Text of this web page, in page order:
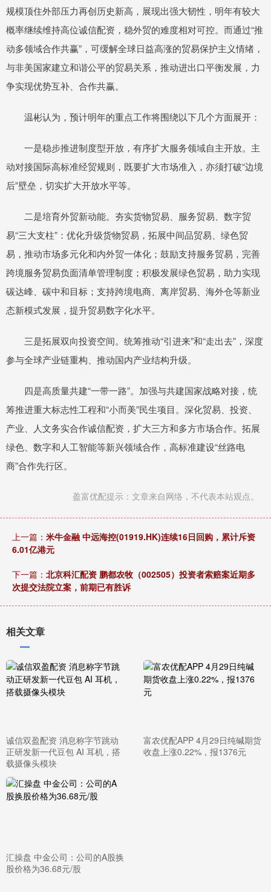
规模顶住外部压力再创历史新高，展现出强大韧性，明年有较大
概率继续维持高位诚信配资，稳外贸的难度相对可控。而通过“推
动多领域合作共赢”，可缓解全球日益高涨的贸易保护主义情绪，
与非美国家建立和谐公平的贸易关系，推动进出口平衡发展，力
争实现优势互补、合作共赢。
温彬认为，预计明年的重点工作将围绕以下几个方面展开：
一是稳步推进制度型开放，有序扩大服务领域自主开放。主
动对接国际高标准经贸规则，既要扩大市场准入，亦须打破“边境
后”壁垒，切实扩大开放水平等。
二是培育外贸新动能。夯实货物贸易、服务贸易、数字贸
易“三大支柱”：优化升级货物贸易，拓展中间品贸易、绿色贸
易，推动市场多元化和内外贸一体化；鼓励支持服务贸易，完善
跨境服务贸易负面清单管理制度；积极发展绿色贸易，助力实现
碳达峰、碳中和目标；支持跨境电商、离岸贸易、海外仓等新业
态新模式发展，提升贸易数字化水平。
三是拓展双向投资空间。统筹推动“引进来”和“走出去”，深度
参与全球产业链重构、推动国内产业结构升级。
四是高质量共建“一带一路”。加强与共建国家战略对接，统
筹推进重大标志性工程和“小而美”民生项目。深化贸易、投资、
产业、人文务实合作诚信配资，扩大三方和多方市场合作。拓展
绿色、数字和人工智能等新兴领域合作，高标准建设“丝路电
商”合作先行区。
盈富优配提示：文章来自网络，不代表本站观点。
上一篇： 米牛金融 中远海控(01919.HK)连续16日回购，累计斥资
6.01亿港元
下一篇： 北京科汇配资 鹏都农牧（002505）投资者索赔案近期多
次提交法院立案，前期已有胜诉
相关文章
诚信双盈配资 消息称字节跳动
正研发新一代豆包 AI 耳机，搭
载摄像头模块
富农优配APP 4月29日纯碱期货
收盘上涨0.22%，报1376元
汇操盘 中金公司：公司的A股换
股价格为36.68元/股